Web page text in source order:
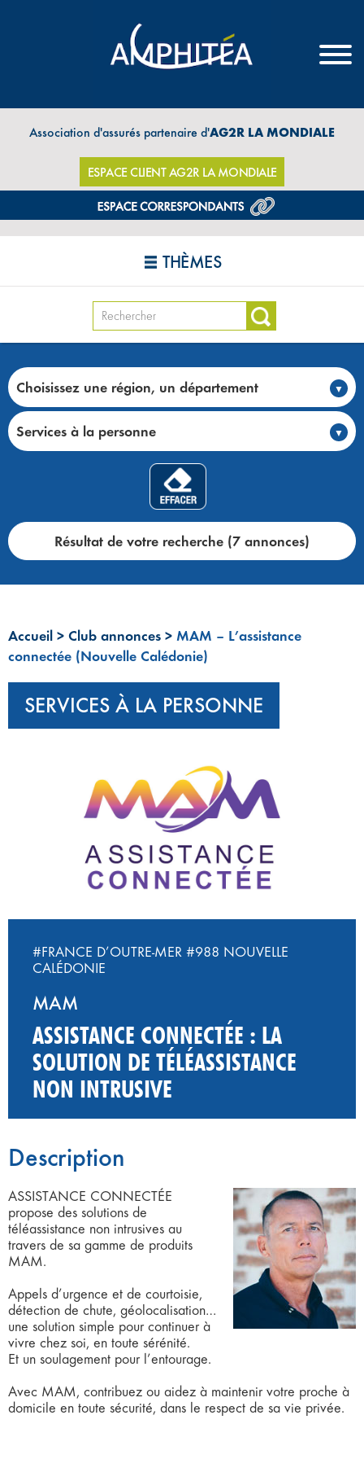
Association d'assurés partenaire d'AG2R LA MONDIALE
ESPACE CLIENT AG2R LA MONDIALE
THÈMES
Choisissez une région, un département
Services à la personne
Résultat de votre recherche (7 annonces)
Accueil > Club annonces > MAM – L’assistance
connectée (Nouvelle Calédonie)
SERVICES À LA PERSONNE
#FRANCE D’OUTRE-MER #988 NOUVELLE
CALÉDONIE
MAM
ASSISTANCE CONNECTÉE : LA
SOLUTION DE TÉLÉASSISTANCE
NON INTRUSIVE
Description
ASSISTANCE CONNECTÉE
propose des solutions de
téléassistance non intrusives au
travers de sa gamme de produits
MAM.
Appels d’urgence et de courtoisie,
détection de chute, géolocalisation…
une solution simple pour continuer à
vivre chez soi, en toute sérénité.
Et un soulagement pour l’entourage.
Avec MAM, contribuez ou aidez à maintenir votre proche à
domicile en toute sécurité, dans le respect de sa vie privée.